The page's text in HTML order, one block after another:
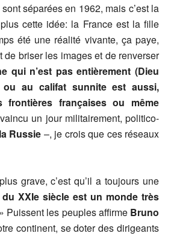
séparées en 1962, mais c’est la
cette idée: la France est la fille
été une réalité vivante, ça paye,
de briser les images et de renverser
qui n’est pas entièrement (Dieu
au califat sunnite est aussi,
frontières françaises ou même
un jour militairement, politico-
la Russie –, je crois que ces réseaux
grave, c’est qu’il a toujours une
XXIe siècle est un monde très
Puissent les peuples affirme Bruno
continent, se doter des dirigeants